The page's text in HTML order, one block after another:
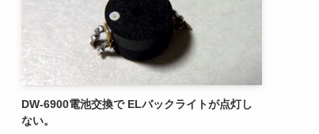
DW-6900電池交換で ELバックライトが点灯し
ない。